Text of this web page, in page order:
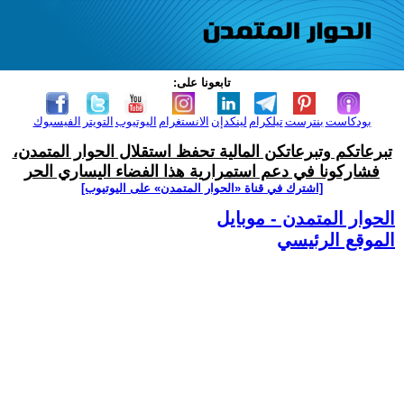
تابعونا على:
الفيسبوك التويتر اليوتيوب الانستغرام لينكدإن تيلكرامبنترست بودكاست
تبرعاتكم وتبرعاتكن المالية تحفظ استقلال الحوار المتمدن،
فشاركونا في دعم استمرارية هذا الفضاء اليساري الحر
[اشترك في قناة ‫«الحوار المتمدن» على اليوتيوب]
الحوار المتمدن - موبايل
الموقع الرئيسي